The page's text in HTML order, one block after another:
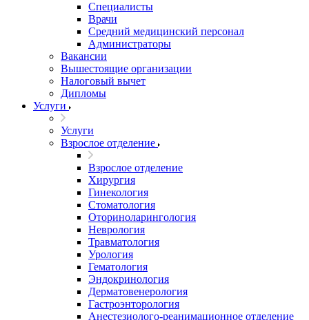
Специалисты
Врачи
Средний медицинский персонал
Администраторы
Вакансии
Вышестоящие организации
Налоговый вычет
Дипломы
Услуги
Услуги
Взрослое отделение
Взрослое отделение
Хирургия
Гинекология
Стоматология
Оториноларингология
Неврология
Травматология
Урология
Гематология
Эндокринология
Дерматовенерология
Гастроэнторология
Анестезиолого-реанимационное отделение